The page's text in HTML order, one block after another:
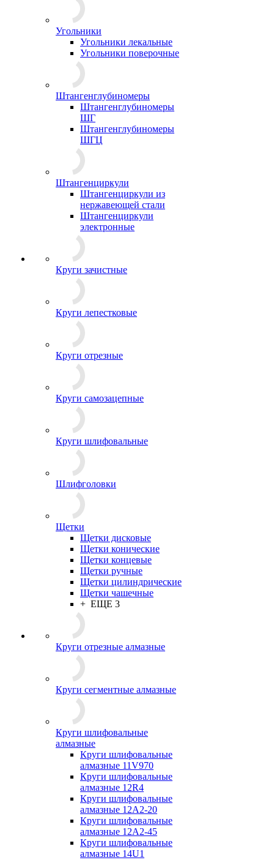
Угольники
Угольники лекальные
Угольники поверочные
Штангенглубиномеры
Штангенглубиномеры
ШГ
Штангенглубиномеры
ШГЦ
Штангенциркули
Штангенциркули из
нержавеющей стали
Штангенциркули
электронные
Круги зачистные
Круги лепестковые
Круги отрезные
Круги самозацепные
Круги шлифовальные
Шлифголовки
Щетки
Щетки дисковые
Щетки конические
Щетки концевые
Щетки ручные
Щетки цилиндрические
Щетки чашечные
+ ЕЩЕ 3
Круги отрезные алмазные
Круги сегментные алмазные
Круги шлифовальные
алмазные
Круги шлифовальные
алмазные 11V970
Круги шлифовальные
алмазные 12R4
Круги шлифовальные
алмазные 12А2-20
Круги шлифовальные
алмазные 12А2-45
Круги шлифовальные
алмазные 14U1